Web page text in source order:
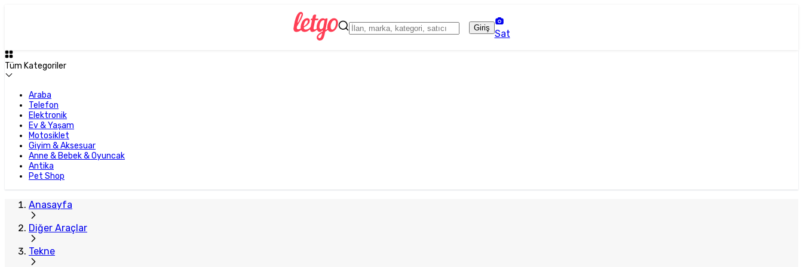
Giriş
Sat
Tüm Kategoriler
Araba
Telefon
Elektronik
Ev & Yaşam
Motosiklet
Giyim & Aksesuar
Anne & Bebek & Oyuncak
Antika
Pet Shop
Anasayfa
Diğer Araçlar
Tekne